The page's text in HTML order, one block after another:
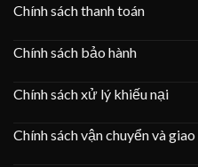
Chính sách thanh toán
Chính sách bảo hành
Chính sách xử lý khiếu nại
Chính sách vận chuyển và giao